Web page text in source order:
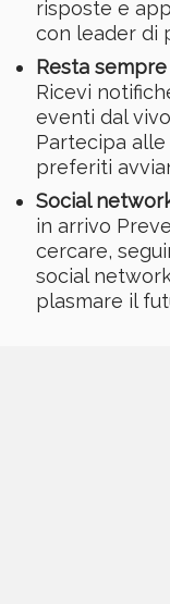
risposte e
con leader di
Resta
Ricevi
eventi dal
Partecipa
preferiti
Social
in arrivo
cercare,
social
plasmare il